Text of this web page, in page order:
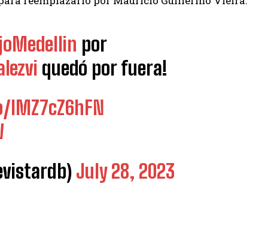
por
quedó por fuera!
July 28, 2023